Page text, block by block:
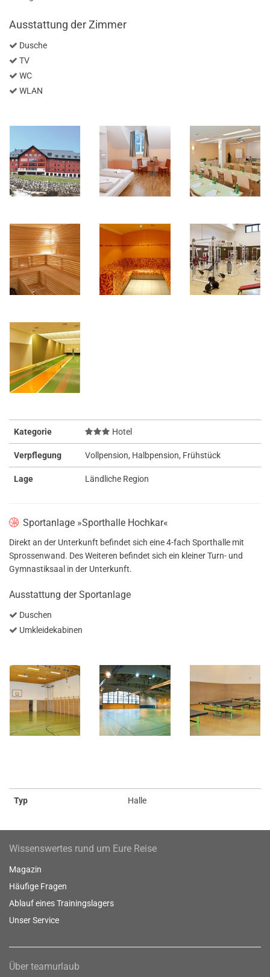
Ausstattung der Zimmer
Dusche
TV
WC
WLAN
Kategorie Hotel
Verpflegung Vollpension, Halbpension, Frühstück
Lage Ländliche Region
Sportanlage »Sporthalle Hochkar«
Direkt an der Unterkunft befindet sich eine 4-fach Sporthalle mit
Sprossenwand. Des Weiteren befindet sich ein kleiner Turn- und
Gymnastiksaal in der Unterkunft.
Ausstattung der Sportanlage
Duschen
Umkleidekabinen
Typ Halle
Wissenswertes rund um Eure Reise
Magazin
Häufige Fragen
Ablauf eines Trainingslagers
Unser Service
Über teamurlaub